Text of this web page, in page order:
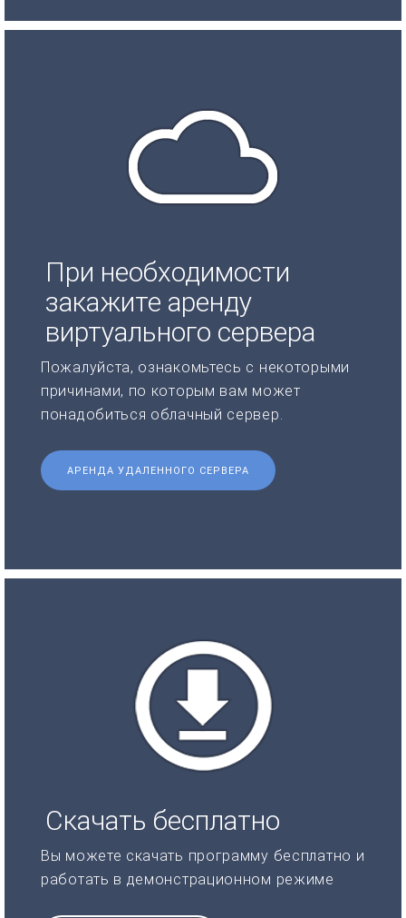
При необходимости
закажите аренду
виртуального сервера
Пожалуйста, ознакомьтесь с некоторыми
причинами, по которым вам может
понадобиться облачный сервер.
АРЕНДА УДАЛЕННОГО СЕРВЕРА
Скачать бесплатно
Вы можете скачать программу бесплатно и
работать в демонстрационном режиме